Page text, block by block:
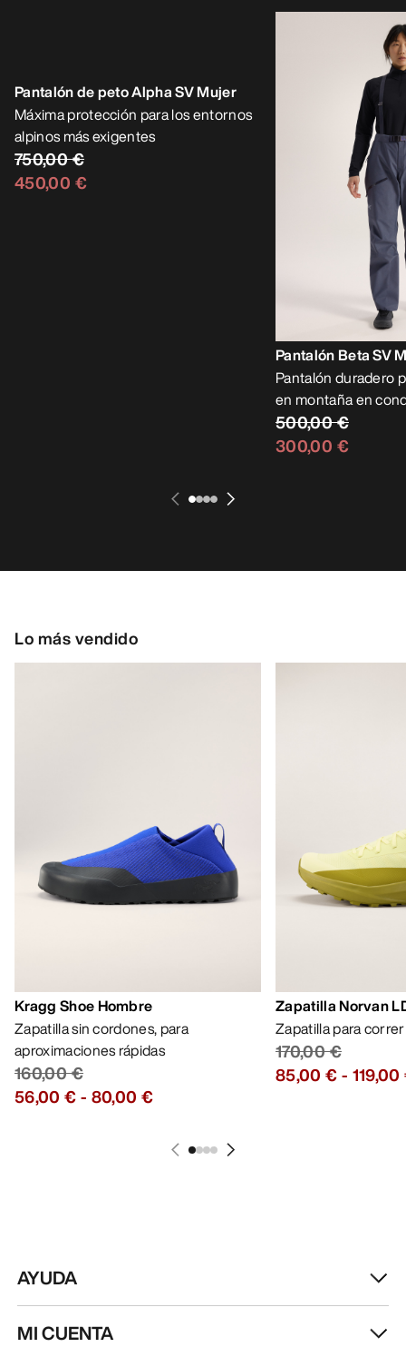
Pantalón Beta SV
Pantalón duradero
en montaña en
500,00 €
300,00 €
Lo más vendido
Kragg Shoe Hombre
Zapatilla sin cordones, para
aproximaciones rápidas
160,00 €
56,00 €- 80,00 €
Zapatilla Norvan
Zapatilla para
170,00 €
85,00 €-
AYUDA
MI CUENTA